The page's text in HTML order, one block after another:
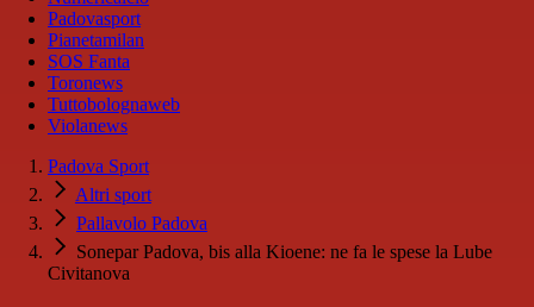
Padovasport
Pianetamilan
SOS Fanta
Toronews
Tuttobolognaweb
Violanews
Padova Sport
Altri sport
Pallavolo Padova
Sonepar Padova, bis alla Kioene: ne fa le spese la Lube
Civitanova